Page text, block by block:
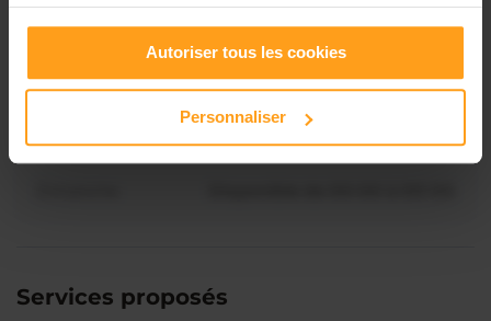
Autoriser tous les cookies
Personnaliser
Disponible de 00:00 à 00:00
Disponible de 00:00 à 00:00
Contactez-nous
Services proposés